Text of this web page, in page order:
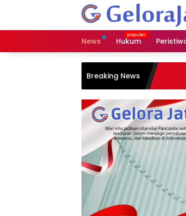
News Hukum
Breaking News